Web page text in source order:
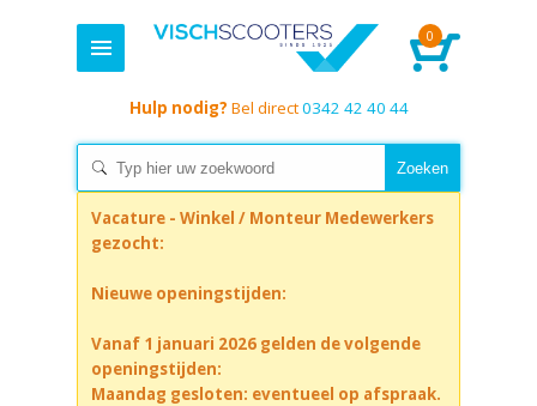
0
Hulp nodig? Bel direct0342 42 40 44
Vacature - Winkel / Monteur Medewerkers
gezocht:
Nieuwe openingstijden:
Vanaf 1 januari 2026 gelden de volgende
openingstijden:
Maandag gesloten: eventueel op afspraak.